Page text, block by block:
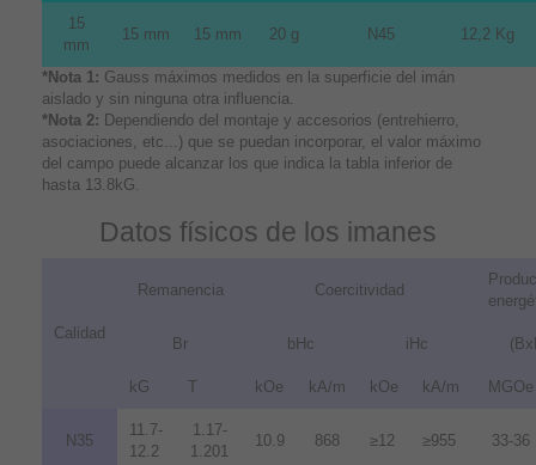
15
mm
15 mm 15 mm 20 g N45 12,2 Kg
*Nota 1: Gauss máximos medidos en la superficie del imán
aislado y sin ninguna otra influencia.
*Nota 2: Dependiendo del montaje y accesorios (entrehierro,
asociaciones, etc...) que se puedan incorporar, el valor máximo
del campo puede alcanzar los que indica la tabla inferior de
hasta 13.8kG.
Datos físicos de los imanes
Calidad
Remanencia Coercitividad
Br bHc iHc
kG T kOe kA/m kOe kA/m MGOe
N35
11.7-
12.2
1.17-
1.201
10.9 868 ≥12 ≥955 33-36